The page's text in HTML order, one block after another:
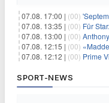
07.08. 17:00 | (00) 'September
07.08. 13:35 | (00) Für
07.08. 13:00 | (00) Anthony
07.08. 12:15 | (00)
07.08. 12:12 | (00) Prime
SPORT-NEWS